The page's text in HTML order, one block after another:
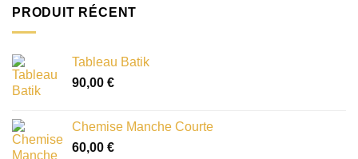
PRODUIT RÉCENT
Tableau Batik
90,00 €
Chemise Manche Courte
60,00 €